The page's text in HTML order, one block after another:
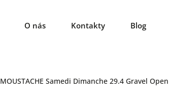
O nás Kontakty Blog
MOUSTACHE Samedi Dimanche 29.4 Gravel